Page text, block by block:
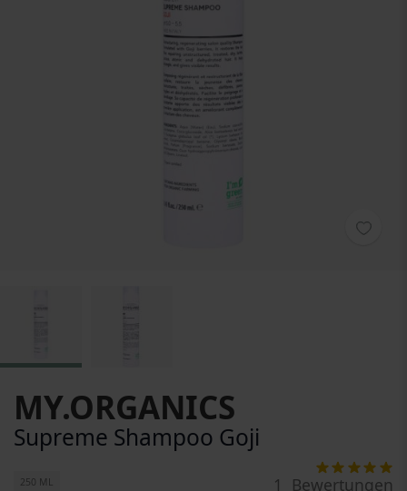
MY.ORGANICS
Supreme Shampoo Goji
250 ML
Bewertung:
100
% of100
1 Bewertungen